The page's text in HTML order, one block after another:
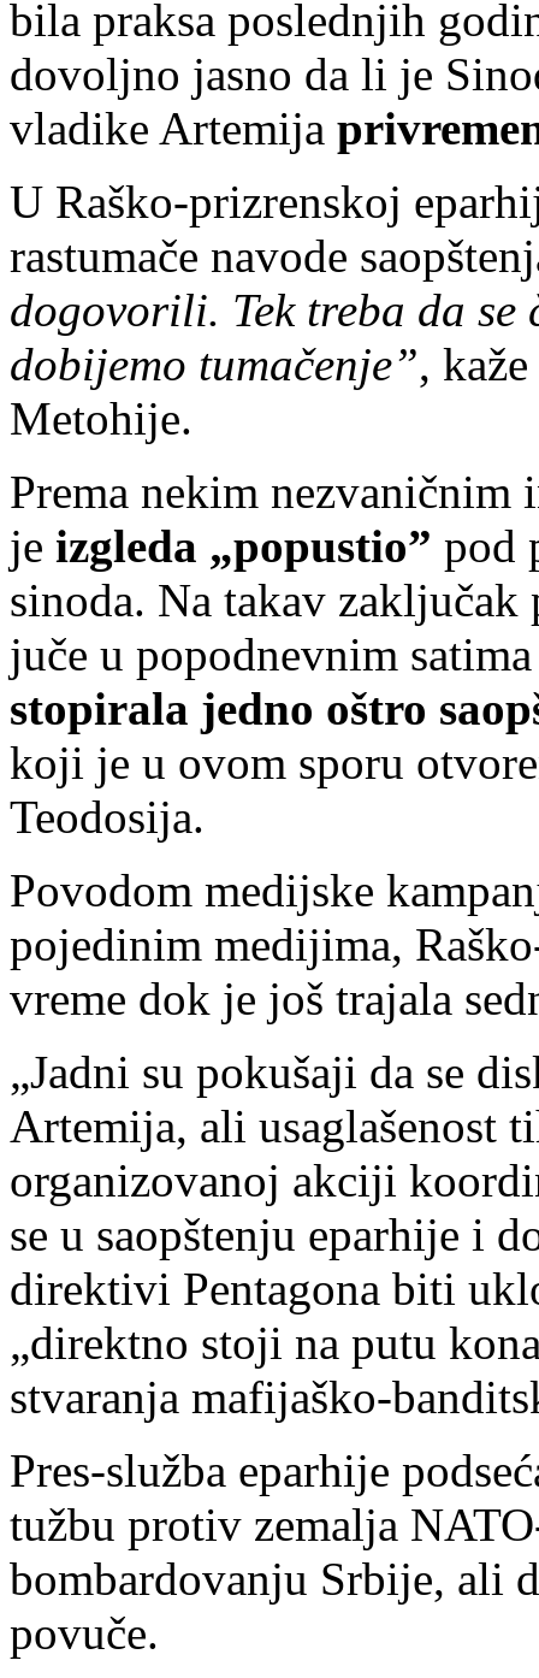
bila praksa poslednjih
dovoljno jasno da li je
vladike Artemija
U Raško-prizrenskoj
rastumače navode
dogovorili. Tek treba da
dobijemo tumačenje”,
Metohije.
Prema nekim
je izgleda „popustio” pod
sinoda. Na takav zaključak
juče u popodnevnim
stopirala jedno oštro
koji je u ovom sporu
Teodosija.
Povodom medijske
pojedinim medijima,
vreme dok je još trajala
„Jadni su pokušaji da se
Artemija, ali usaglašenost
organizovanoj akciji
se u saopštenju eparhije i
direktivi Pentagona biti
„direktno stoji na putu
stvaranja mafijaško-
Pres-služba eparhije
tužbu protiv zemalja
bombardovanju Srbije, ali
povuče.